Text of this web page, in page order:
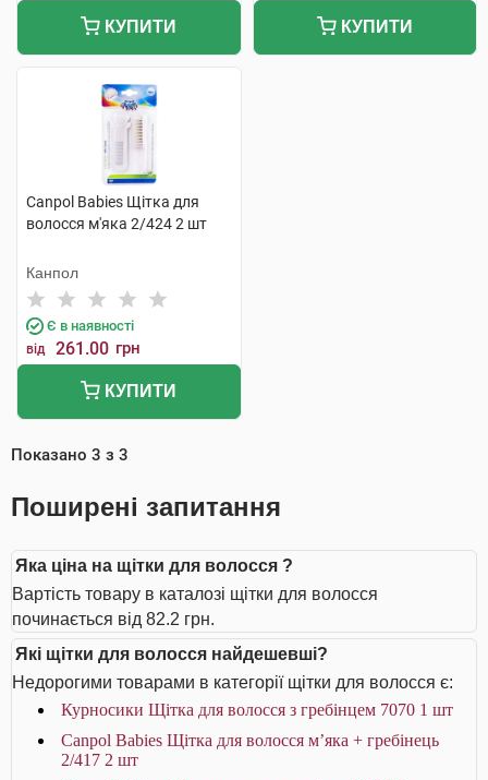
КУПИТИ КУПИТИ
Canpol Babies Щітка для
волосся м'яка 2/424 2 шт
Канпол
Є в наявності
від 261.00 грн
КУПИТИ
Показано 3 з 3
Поширені запитання
Яка ціна на щітки для волосся ?
Вартість товару в каталозі щітки для волосся
починається від 82.2 грн.
Які щітки для волосся найдешевші?
Недорогими товарами в категорії щітки для волосся є:
Курносики Щітка для волосся з гребінцем 7070 1 шт
Canpol Babies Щітка для волосся м’яка + гребінець
2/417 2 шт